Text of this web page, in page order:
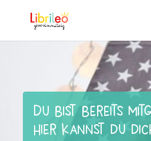
Du bist bereits
Hier kannst du